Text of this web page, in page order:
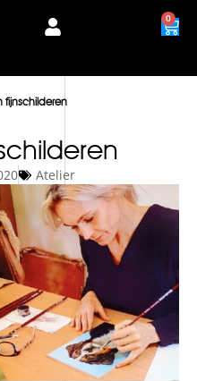
0
fijnschilderen
Atelier